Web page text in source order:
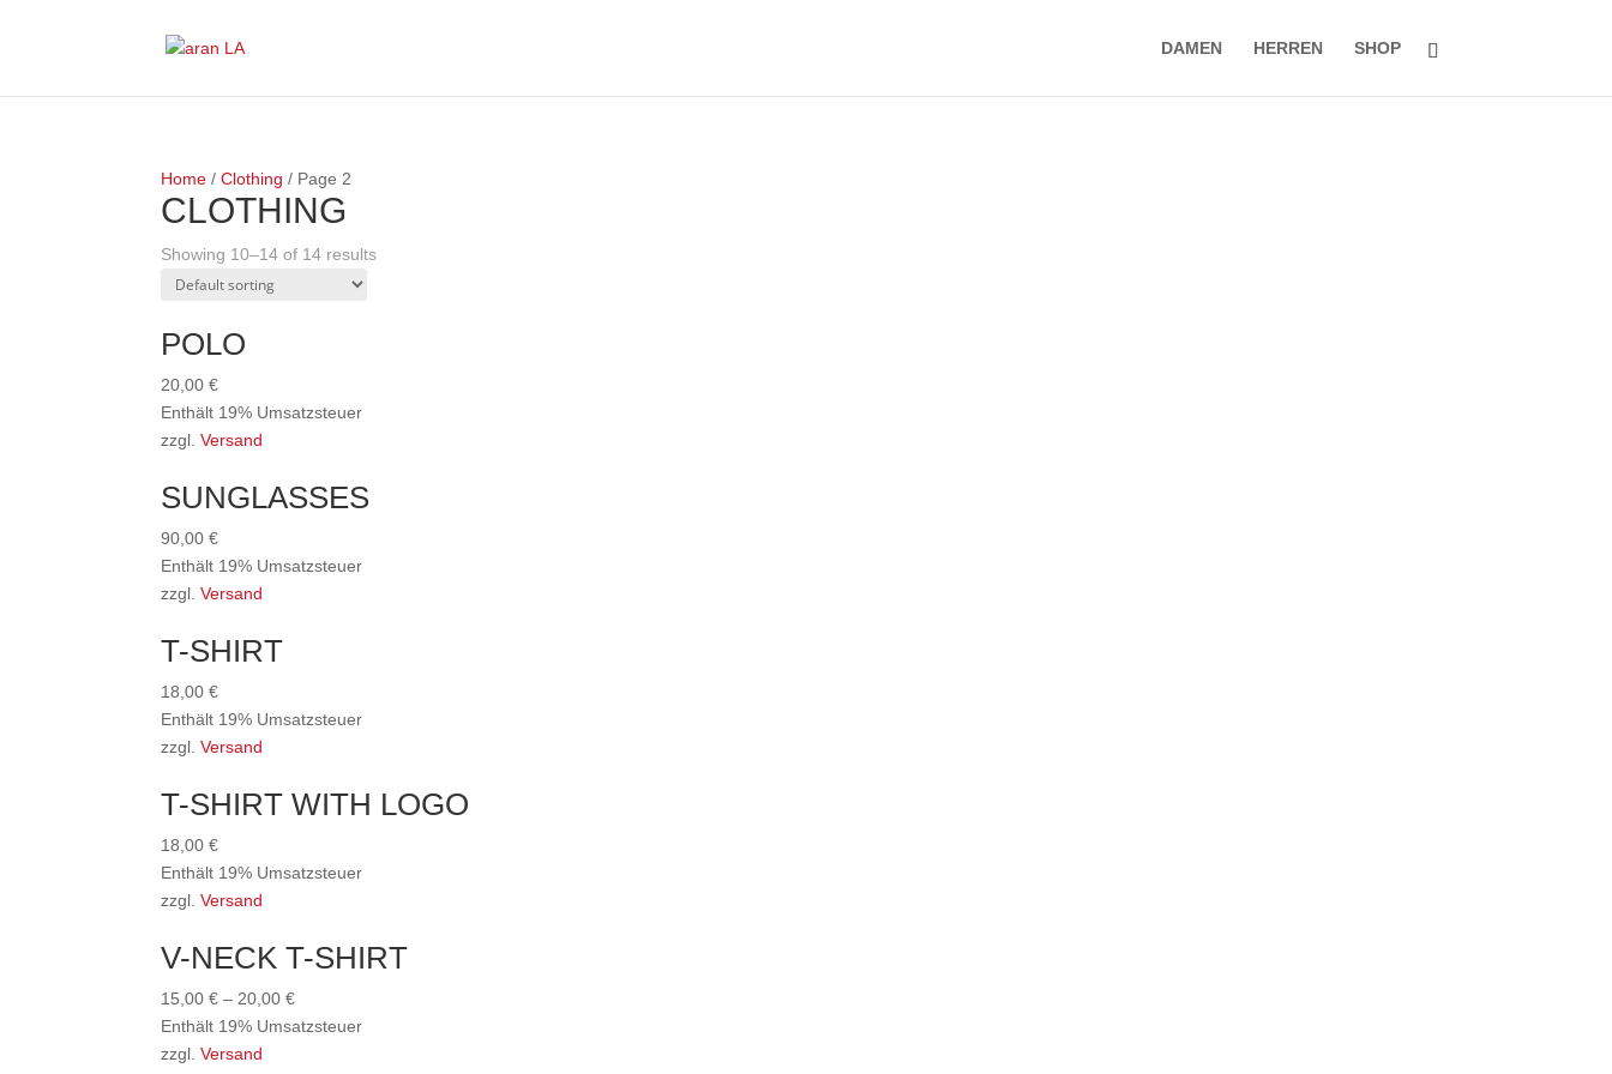
DAMEN HERREN SHOP
Home /Clothing / Page 2
CLOTHING
Showing 10–14 of 14 results
POLO
20,00€
Enthält 19% Umsatzsteuer
zzgl.Versand
SUNGLASSES
90,00€
Enthält 19% Umsatzsteuer
zzgl.Versand
T-SHIRT
18,00€
Enthält 19% Umsatzsteuer
zzgl.Versand
T-SHIRT WITH LOGO
18,00€
Enthält 19% Umsatzsteuer
zzgl.Versand
V-NECK T-SHIRT
15,00€ – 20,00€
Enthält 19% Umsatzsteuer
zzgl.Versand